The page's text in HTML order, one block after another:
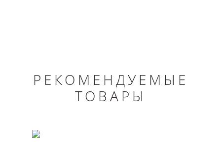
РЕКОМЕНДУЕМЫЕ
ТОВАРЫ